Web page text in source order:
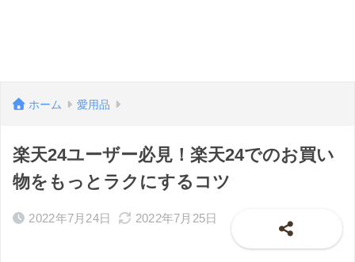
ホーム 愛用品
楽天24ユーザー必見！楽天24でのお買い
物をもっとラクにするコツ
2022年7月24日 2022年7月25日